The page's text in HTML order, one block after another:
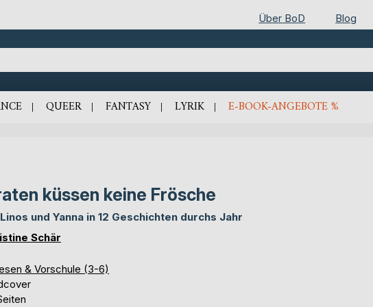
Über BoD Blog
QUEER FANTASY LYRIK E-BOOK-ANGEBOTE %
küssen keine Frösche
und Yanna in 12 Geschichten durchs Jahr
Schär
& Vorschule (3-6)